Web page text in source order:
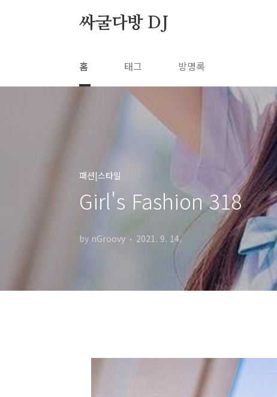
싸굴다방 DJ
홈 태그 방명록
패션|스타일
Girl's Fashion 318
by nGroovy 2021. 9. 14.